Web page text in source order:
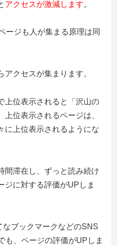
アクセスが激減します。
ージも人が集まる原理は同
クセスが集まります。
上位表示されると「沢山の
上位表示されるページは、
に上位表示されるようにな
間滞在し、ずっと読み続け
ジに対する評価がUPしま
ブックマークなどのSNS
も、ページの評価がUPしま